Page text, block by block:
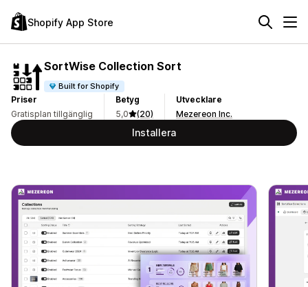
Shopify App Store
SortWise Collection Sort
Built for Shopify
Priser
Gratisplan tillgänglig
Betyg
5,0
(20)
Utvecklare
Mezereon Inc.
Installera